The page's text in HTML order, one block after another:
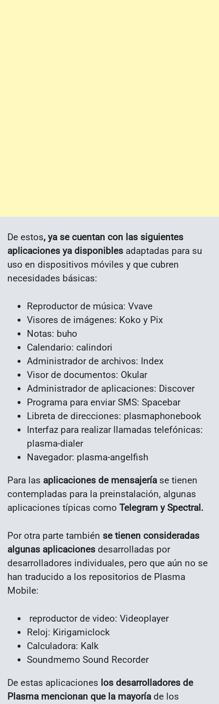
De estos, ya se cuentan con las siguientes
aplicaciones ya disponibles adaptadas para su
uso en dispositivos móviles y que cubren
necesidades básicas:
Reproductor de música: Vvave
Visores de imágenes: Koko y Pix
Notas: buho
Calendario: calindori
Administrador de archivos: Index
Visor de documentos: Okular
Administrador de aplicaciones: Discover
Programa para enviar SMS: Spacebar
Libreta de direcciones: plasmaphonebook
Interfaz para realizar llamadas telefónicas:
plasma-dialer
Navegador: plasma-angelfish
Para las aplicaciones de mensajería se tienen
contempladas para la preinstalación, algunas
aplicaciones típicas como Telegram y Spectral.
Por otra parte también se tienen consideradas
algunas aplicaciones desarrolladas por
desarrolladores individuales, pero que aún no se
han traducido a los repositorios de Plasma
Mobile:
reproductor de video: Videoplayer
Reloj: Kirigamiclock
Calculadora: Kalk
Soundmemo Sound Recorder
De estas aplicaciones los desarrolladores de
Plasma mencionan que la mayoría de los